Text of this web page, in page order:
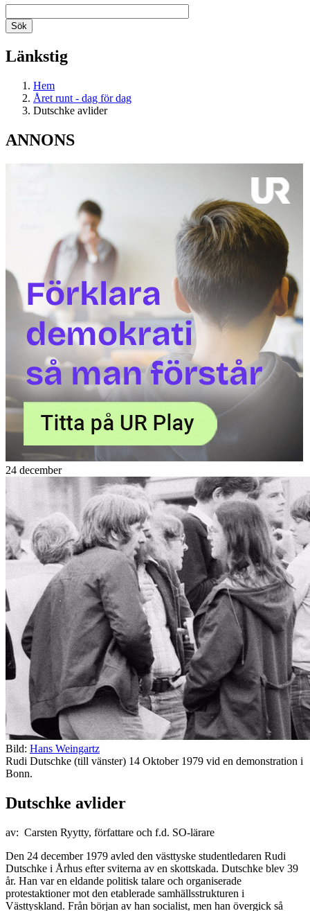
Länkstig
Hem
Året runt - dag för dag
Dutschke avlider
ANNONS
24 december
Bild: Hans Weingartz
Rudi Dutschke (till vänster) 14 Oktober 1979 vid en demonstration i
Bonn.
Dutschke avlider
av: Carsten Ryytty, författare och f.d. SO-lärare
Den 24 december 1979 avled den västtyske studentledaren Rudi
Dutschke i Århus efter sviterna av en skottskada. Dutschke blev 39
år. Han var en eldande politisk talare och organiserade
protestaktioner mot den etablerade samhällsstrukturen i
Västtyskland. Från början av han socialist, men han övergick så